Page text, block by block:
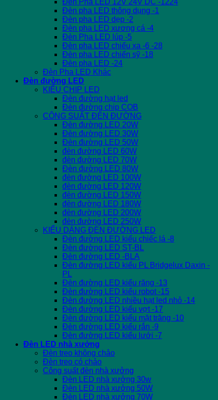
Đèn pha LED thông dụng -1
Đèn pha LED dẹp -2
Đèn pha LED xương cá -4
Đèn Pha LED lúp -5
Đèn pha LED chiếu xa -6 -28
Đèn pha LED chiến sỹ -18
Đèn pha LED -24
Đèn Pha LED Khác
Đèn đường LED
KIỂU CHIP LED
Đèn đường hạt led
Đèn đường chip COB
CÔNG SUẤT ĐÈN ĐƯỜNG
Đèn đường LED 20W
Đèn đường LED 30W
Đèn đường LED 50W
đèn đường LED 60W
đèn đường LED 70W
Đèn đường LED 80W
đèn đường LED 100W
đèn đường LED 120W
đèn đường LED 150W
đèn đường LED 180W
đèn đường LED 200W
đèn đường LED 250W
KIỂU DÁNG ĐÈN ĐƯỜNG LED
Đèn đường LED kiểu chiếc lá -8
Đèn đường LED ST-BL
Đèn đường LED -BLA
Đèn đường LED kiểu PL Bridgelux Daxin -
PL
Đèn đường LED kiểu răng -13
Đèn đường LED kiểu robot -15
Đèn đường LED nhiều hạt led nhỏ -14
Đèn đường LED kiểu vợt -17
Đèn đường LED kiểu mặt trăng -10
Đèn đường LED kiểu rắn -9
Đèn đường LED kiểu lưới -7
Đèn LED nhà xưởng
Đèn treo không chảo
Đèn treo có chảo
Công suất đèn nhà xưởng
Đèn LED nhà xưởng 30w
Đèn LED nhà xưởng 50W
Đèn LED nhà xưởng 70W